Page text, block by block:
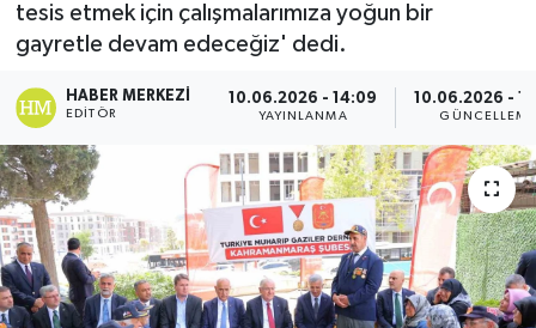
tesis etmek için çalışmalarımıza yoğun bir
gayretle devam edeceğiz' dedi.
HABER MERKEZI
EDITÖR
10.06.2026 - 14:09
YAYINLANMA
10.06.2026 -
GÜNCELLEME